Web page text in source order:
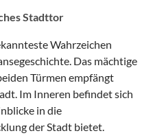
Stadttor
Wahrzeichen
Das mächtige
Türmen empfängt
Im Inneren befindet sich
in die
der Stadt bietet.